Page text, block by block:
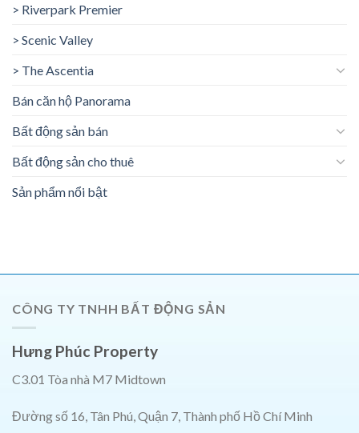
> Riverpark Premier
> Scenic Valley
> The Ascentia
Bán căn hộ Panorama
Bất động sản bán
Bất động sản cho thuê
Sản phẩm nổi bật
CÔNG TY TNHH BẤT ĐỘNG SẢN
Hưng Phúc Property
C3.01 Tòa nhà M7 Midtown
Đường số 16, Tân Phú, Quận 7, Thành phố Hồ Chí Minh